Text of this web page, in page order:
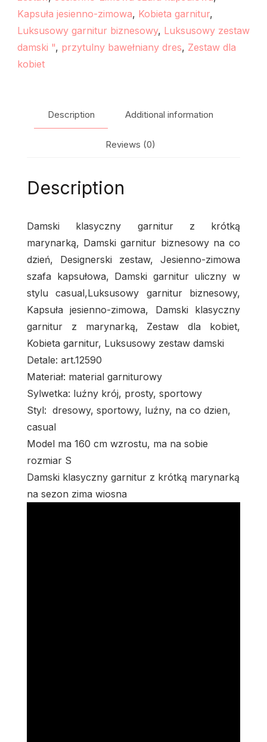
Kapsuła jesienno-zimowa, Kobieta garnitur,
Luksusowy garnitur biznesowy, Luksusowy zestaw
damski ", przytulny bawełniany dres, Zestaw dla
kobiet
Description Additional information
Reviews (0)
Description
Damski klasyczny garnitur z krótką
marynarką, Damski garnitur biznesowy na co
dzień, Designerski zestaw, Jesienno-zimowa
szafa kapsułowa, Damski garnitur uliczny w
stylu casual,Luksusowy garnitur biznesowy,
Kapsuła jesienno-zimowa, Damski klasyczny
garnitur z marynarką, Zestaw dla kobiet,
Kobieta garnitur, Luksusowy zestaw damski
Detale: art.12590
Materiał: material garniturowy
Sylwetka: luźny krój, prosty, sportowy
Styl: dresowy, sportowy, luźny, na co dzien,
casual
Model ma 160 cm wzrostu, ma na sobie
rozmiar S
Damski klasyczny garnitur z krótką marynarką
na sezon zima wiosna